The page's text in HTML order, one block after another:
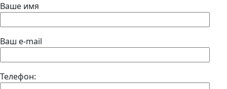
Ваше имя
Ваш e-mail
Телефон: